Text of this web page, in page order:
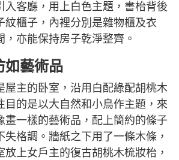
入客廳，用上白色主題，書枱背後
紋櫃子，內裡分別是雜物櫃及衣
，亦能保持房子乾淨整齊。
如藝術品
屋主的卧室，沿用白配綠配胡桃木
目的是以大自然和小鳥作主題，來
畫一樣的藝術品，配上簡約的條子
失格調。牆紙之下用了一條木條，
放上女戶主的復古胡桃木梳妝枱，